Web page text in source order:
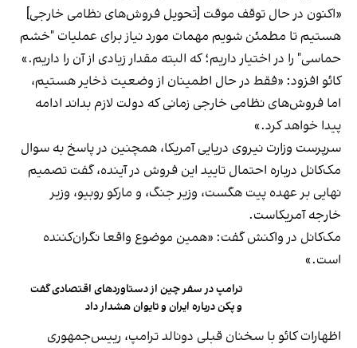
«اکنون در حال توقف موقت [تحویل فروش‌های نظامی خارجی]
هستیم تا مطمئن شویم مهمات مورد نیاز برای عملیات "خشم
حماسی" را در اختیار داریم؛ که البته مقدار زیادی از آن را داریم.»
کائو افزود: «فقط در حال اطمینان از وضعیت ذخایر هستیم،
اما فروش‌های نظامی خارجی زمانی که دولت لازم بداند ادامه
پیدا خواهد کرد.»
سرپرست وزارت نیروی دریایی آمریکا، همچنین در پاسخ به سوال
مک‌کانل درباره احتمال تایید این فروش در آینده، گفت تصمیم
نهایی بر عهده پیت هگست، وزیر جنگ، و مارکو روبیو، وزیر
خارجه آمریکاست.
مک‌کانل در واکنش گفت: «همین موضوع واقعا نگران‌کننده
است.»
ترامپ در سفر چین از دستاوردهای اقتصادی گفت
و پکن درباره ایران و تایوان هشدار داد
اظهارات کائو با سخنان قبلی دونالد ترامپ، رییس‌جمهوری